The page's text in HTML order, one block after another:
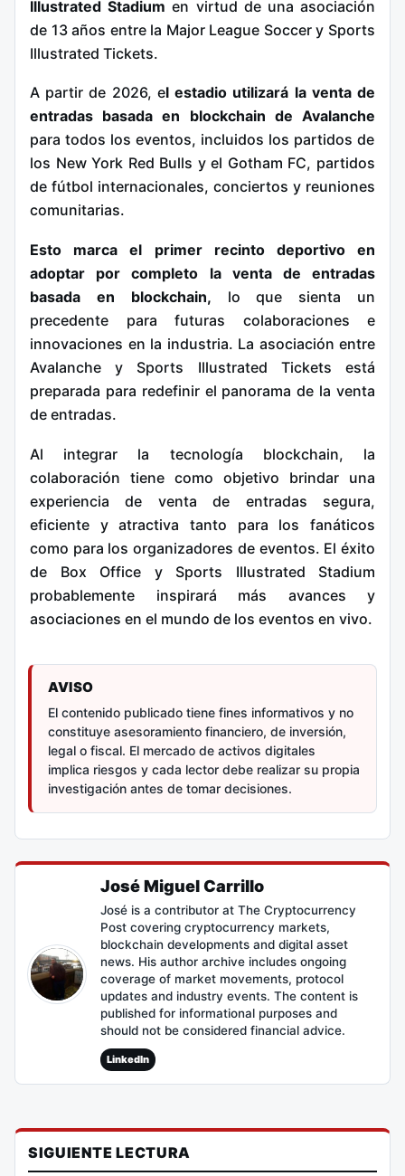
Illustrated Stadium en virtud de una asociación
de 13 años entre la Major League Soccer y Sports
Illustrated Tickets.
A partir de 2026, el estadio utilizará la venta de
entradas basada en blockchain de Avalanche
para todos los eventos, incluidos los partidos de
los New York Red Bulls y el Gotham FC, partidos
de fútbol internacionales, conciertos y reuniones
comunitarias.
Esto marca el primer recinto deportivo en
adoptar por completo la venta de entradas
basada en blockchain, lo que sienta un
precedente para futuras colaboraciones e
innovaciones en la industria. La asociación entre
Avalanche y Sports Illustrated Tickets está
preparada para redefinir el panorama de la venta
de entradas.
Al integrar la tecnología blockchain, la
colaboración tiene como objetivo brindar una
experiencia de venta de entradas segura,
eficiente y atractiva tanto para los fanáticos
como para los organizadores de eventos. El éxito
de Box Office y Sports Illustrated Stadium
probablemente inspirará más avances y
asociaciones en el mundo de los eventos en vivo.
AVISO
El contenido publicado tiene fines informativos y no
constituye asesoramiento financiero, de inversión,
legal o fiscal. El mercado de activos digitales
implica riesgos y cada lector debe realizar su propia
investigación antes de tomar decisiones.
José Miguel Carrillo
José is a contributor at The Cryptocurrency
Post covering cryptocurrency markets,
blockchain developments and digital asset
news. His author archive includes ongoing
coverage of market movements, protocol
updates and industry events. The content is
published for informational purposes and
should not be considered financial advice.
LinkedIn
SIGUIENTE LECTURA